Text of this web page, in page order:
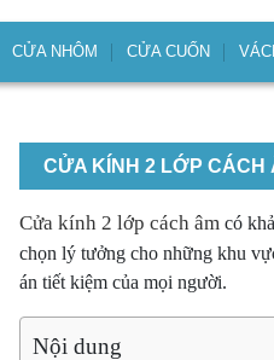
CỬA NHÔM CỬA CUỐN
CỬA KÍNH 2 LỚP CÁCH
Cửa kính 2 lớp cách âm có
chọn lý tưởng cho những khu
án tiết kiệm của mọi người.
Nội dung